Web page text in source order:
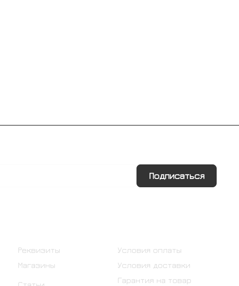
Подписаться
Реквизиты
Магазины
Условия оплаты
Условия доставки
Гарантия на товар